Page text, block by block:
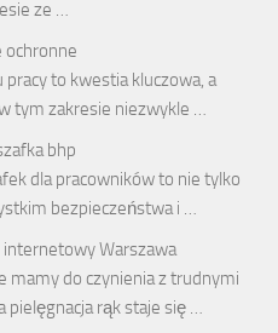
ze …
ochronne
to kwestia kluczowa, a
tym zakresie niezwykle …
bhp
dla pracowników to nie tylko
bezpieczeństwa i …
Warszawa
mamy do czynienia z trudnymi
pielęgnacja rąk staje się …